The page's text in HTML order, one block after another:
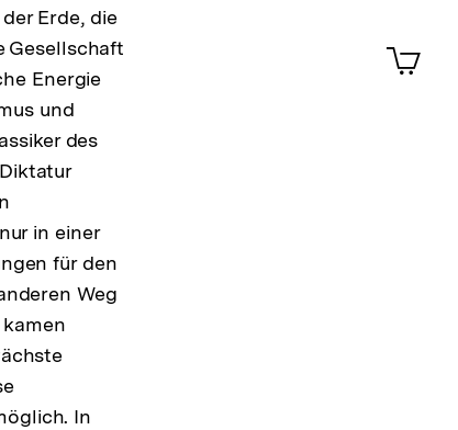
Erde, die
Gesellschaft
Energie
und
des
in einer
für den
Weg
In